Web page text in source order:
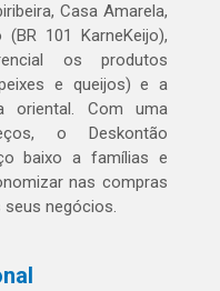
Casa Amarela,
101 KarneKeijo),
os produtos
e queijos) e a
oriental. Com uma
o Deskontão
baixo a famílias e
nas compras
negócios.